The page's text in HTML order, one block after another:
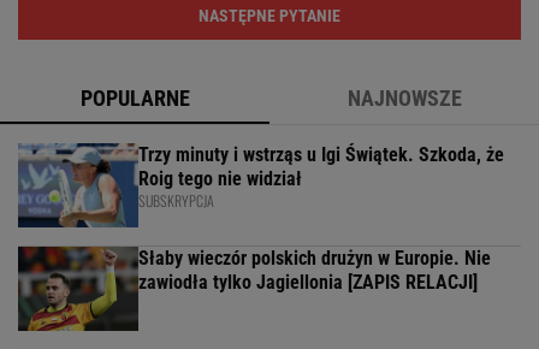
NASTĘPNE PYTANIE
POPULARNE NAJNOWSZE
Trzy minuty i wstrząs u Igi Świątek. Szkoda, że
Roig tego nie widział
SUBSKRYPCJA
Słaby wieczór polskich drużyn w Europie. Nie
zawiodła tylko Jagiellonia [ZAPIS RELACJI]